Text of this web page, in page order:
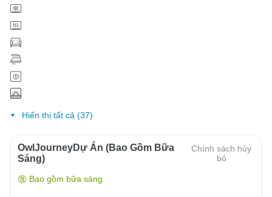
Hiển thị tất cả (37)
OwlJourneyDự Án (Bao Gồm Bữa
Sáng)
Chính sách hủy
bỏ
Bao gồm bữa sáng